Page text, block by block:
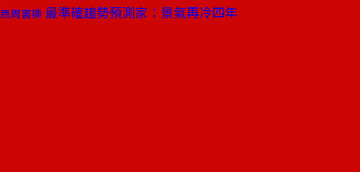
商周書摘 最準確趨勢預測家：景氣再冷四年